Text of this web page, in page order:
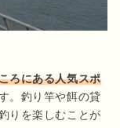
ろにある人気スポ
。釣り竿や餌の貸
りを楽しむことが